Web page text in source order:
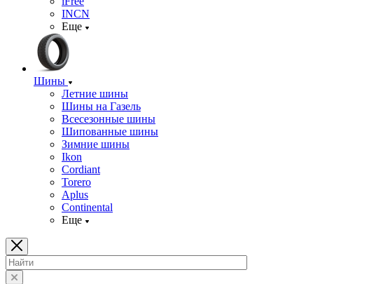
INCN
Еще
Шины
Летние шины
Шины на Газель
Всесезонные шины
Шипованные шины
Зимние шины
Ikon
Cordiant
Torero
Aplus
Continental
Еще